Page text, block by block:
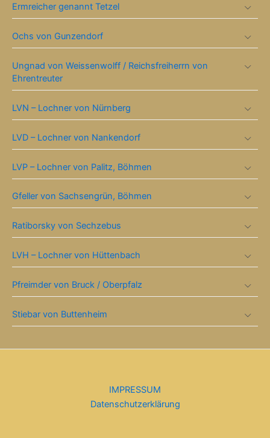
Ermreicher genannt Tetzel
Ochs von Gunzendorf
Ungnad von Weissenwolff / Reichsfreiherrn von
Ehrentreuter
LVN – Lochner von Nürnberg
LVD – Lochner von Nankendorf
LVP – Lochner von Palitz, Böhmen
Gfeller von Sachsengrün, Böhmen
Ratiborsky von Sechzebus
LVH – Lochner von Hüttenbach
Pfreimder von Bruck / Oberpfalz
Stiebar von Buttenheim
IMPRESSUM
Datenschutzerklärung